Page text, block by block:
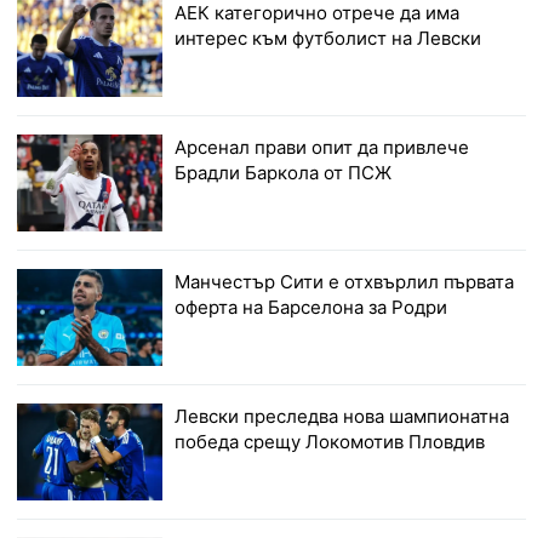
АЕК категорично отрече да има
интерес към футболист на Левски
Арсенал прави опит да привлече
Брадли Баркола от ПСЖ
Манчестър Сити е отхвърлил първата
оферта на Барселона за Родри
Левски преследва нова шампионатна
победа срещу Локомотив Пловдив